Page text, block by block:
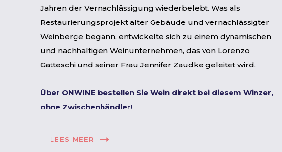
Jahren der Vernachlässigung wiederbelebt. Was als
Restaurierungsprojekt alter Gebäude und vernachlässigter
Weinberge begann, entwickelte sich zu einem dynamischen
und nachhaltigen Weinunternehmen, das von Lorenzo
Gatteschi und seiner Frau Jennifer Zaudke geleitet wird.
Über ONWINE bestellen Sie Wein direkt bei diesem Winzer,
ohne Zwischenhändler!
LEES MEER